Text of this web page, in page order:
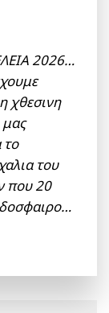
2026…
χθεσινη
μας
το
του
που 20